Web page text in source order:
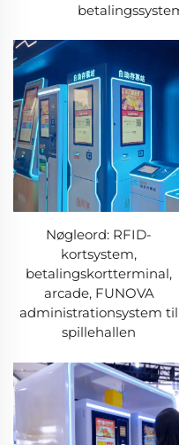
Nøgleord: RFID-
kortsystem,
betalingskortterminal,
arcade, FUNOVA
administrationsystem til
spillehallen